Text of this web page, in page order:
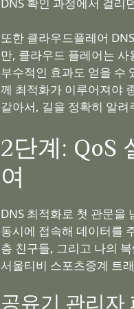
또한 클라우드플레어
만, 클라우드 플레어는
부수적인 효과도 얻을 수
께 최적화가 이루어져야
같아서, 길을 정확히 알
2단계: QoS
여
DNS 최적화로 첫 관문을
동시에 접속해 데이터를
층 친구들, 그리고 나의
서울티비 스포츠중계 트
공유기 관리자